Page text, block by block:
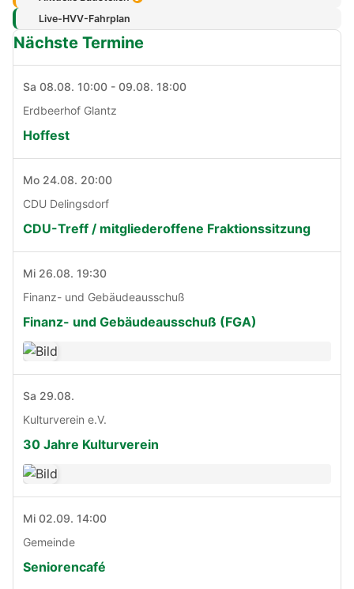
Live-HVV-Fahrplan
Nächste Termine
Sa 08.08. 10:00 - 09.08. 18:00
Erdbeerhof Glantz
Hoffest
Mo 24.08. 20:00
CDU Delingsdorf
CDU-Treff / mitgliederoffene Fraktionssitzung
Mi 26.08. 19:30
Finanz- und Gebäudeausschuß
Finanz- und Gebäudeausschuß (FGA)
Sa 29.08.
Kulturverein e.V.
30 Jahre Kulturverein
Mi 02.09. 14:00
Gemeinde
Seniorencafé